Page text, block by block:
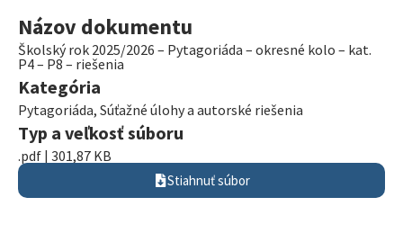
Názov dokumentu
Školský rok 2025/2026 – Pytagoriáda – okresné kolo – kat.
P4 – P8 – riešenia
Kategória
Pytagoriáda, Súťažné úlohy a autorské riešenia
Typ a veľkosť súboru
.pdf | 301,87 KB
Stiahnuť súbor